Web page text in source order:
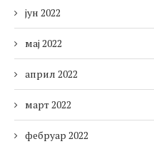
јун 2022
мај 2022
април 2022
март 2022
фебруар 2022